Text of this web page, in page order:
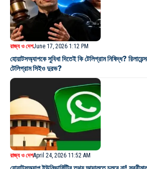
রাজ্য ও দেশJune 17, 2026 1:12 PM
হোয়াটসঅ্যাপকে সুবিধা দিতেই কি টেলিগ্রাম নিষিদ্ধ?
টেলিগ্রাম সিইও দুরভ?
রাজ্য ও দেশApril 24, 2026 11:52 AM